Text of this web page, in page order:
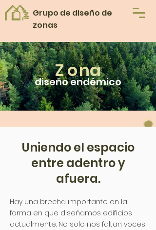
Grupo de diseño de
zonas
Zona
diseño endémico
Uniendo el espacio
entre adentro y
afuera.
Hay una brecha importante en la
forma en que diseñamos edificios
actualmente. No solo nos faltan voces